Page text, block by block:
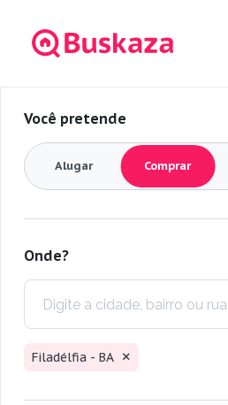
Você pretende
Alugar Comprar
Onde?
Filadélfia - BA